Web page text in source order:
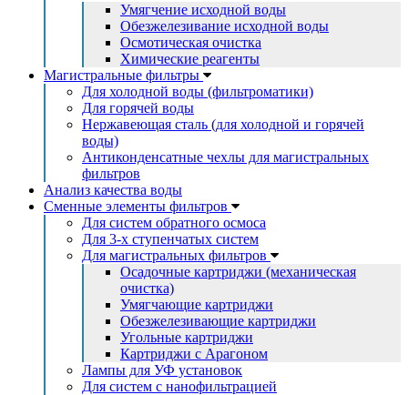
Умягчение исходной воды
Обезжелезивание исходной воды
Осмотическая очистка
Химические реагенты
Магистральные фильтры
Для холодной воды (фильтроматики)
Для горячей воды
Нержавеющая сталь (для холодной и горячей
воды)
Антиконденсатные чехлы для магистральных
фильтров
Анализ качества воды
Сменные элементы фильтров
Для систем обратного осмоса
Для 3-х ступенчатых систем
Для магистральных фильтров
Осадочные картриджи (механическая
очистка)
Умягчающие картриджи
Обезжелезивающие картриджи
Угольные картриджи
Картриджи с Арагоном
Лампы для УФ установок
Для систем с нанофильтрацией